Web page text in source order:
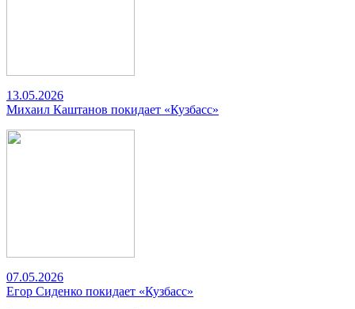
13.05.2026
Михаил Каштанов покидает «Кузбасс»
07.05.2026
Егор Сиденко покидает «Кузбасс»